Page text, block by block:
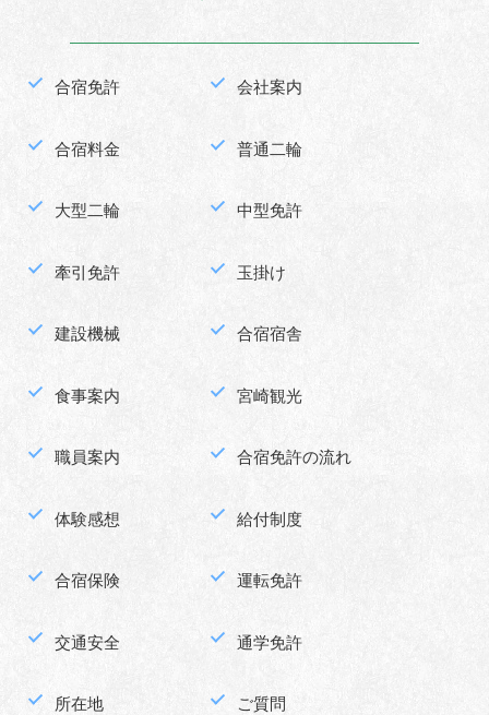
合宿免許 会社案内
合宿料金 普通二輪
大型二輪 中型免許
牽引免許 玉掛け
建設機械 合宿宿舎
食事案内 宮崎観光
職員案内 合宿免許の流れ
体験感想 給付制度
合宿保険 運転免許
交通安全 通学免許
所在地 ご質問